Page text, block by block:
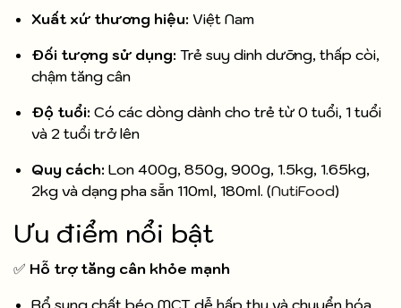
Xuất xứ thương hiệu: Việt Nam
Đối tượng sử dụng: Trẻ suy dinh dưỡng, thấp còi,
chậm tăng cân
Độ tuổi: Có các dòng dành cho trẻ từ 0 tuổi, 1 tuổi
và 2 tuổi trở lên
Quy cách: Lon 400g, 850g, 900g, 1.5kg, 1.65kg,
2kg và dạng pha sẵn 110ml, 180ml. (NutiFood)
Ưu điểm nổi bật
✅ Hỗ trợ tăng cân khỏe mạnh